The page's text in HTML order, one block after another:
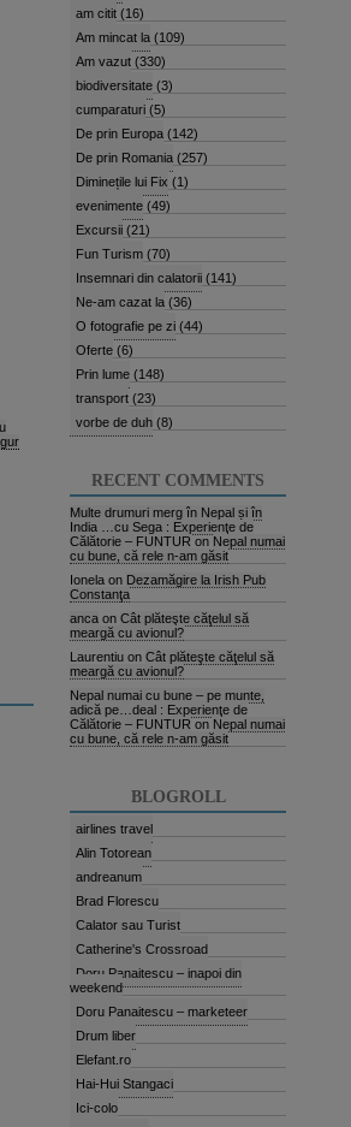
am citit (16)
Am mincat la (109)
Am vazut (330)
biodiversitate (3)
cumparaturi (5)
De prin Europa (142)
De prin Romania (257)
Diminețile lui Fix (1)
evenimente (49)
Excursii (21)
Fun Turism (70)
Insemnari din calatorii (141)
Ne-am cazat la (36)
O fotografie pe zi (44)
Oferte (6)
Prin lume (148)
transport (23)
vorbe de duh (8)
RECENT COMMENTS
Multe drumuri merg în Nepal și în
India …cu Sega : Experienţe de
Călătorie – FUNTUR on Nepal numai
cu bune, că rele n-am găsit
Ionela on Dezamăgire la Irish Pub
Constanţa
anca on Cât plăteşte căţelul să
meargă cu avionul?
Laurentiu on Cât plăteşte căţelul să
meargă cu avionul?
Nepal numai cu bune – pe munte,
adică pe…deal : Experienţe de
Călătorie – FUNTUR on Nepal numai
cu bune, că rele n-am găsit
BLOGROLL
airlines travel
Alin Totorean
andreanum
Brad Florescu
Calator sau Turist
Catherine's Crossroad
Doru Panaitescu – inapoi din
weekend
Doru Panaitescu – marketeer
Drum liber
Elefant.ro
Hai-Hui Stangaci
Ici-colo